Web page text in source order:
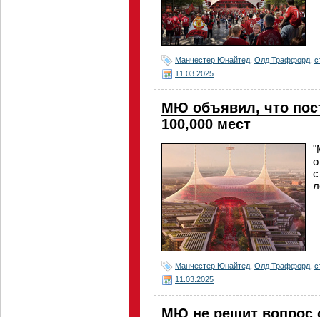
Манчестер Юнайтед Олд Траффорд
11.03.2025
МЮ объявил, что
100,000 мест
Манчестер Юнайтед Олд Траффорд
11.03.2025
МЮ не решит вопрос